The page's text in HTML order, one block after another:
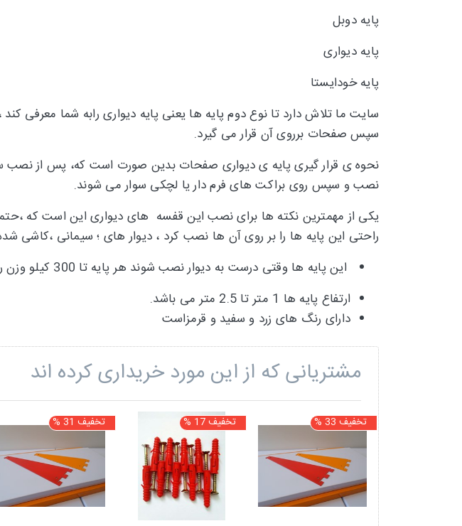
پایه دوبل
پایه دیواری
پایه خودایستا
سایت ما تلاش دارد تا نوع دوم پایه ها یعنی پایه دیواری رابه شما
سپس صفحات برروی آن قرار می گیرد.
نحوه ی قرار گیری پایه ی دیواری صفحات بدین صورت است که، پس از نصب
نصب و سپس روی براکت های فرم دار یا لچکی سوار می شوند.
یکی از مهمترین نکته ها برای نصب این قفسه های دیواری این است که
راحتی این پایه ها را بر روی آن ها نصب کرد ، دیوار های ؛ سیمانی
این پایه ها وقتی درست به دیوار نصب شوند هر پایه تا 300 کیلو وزن را می تواند نگهداری کند.
ارتفاع پایه ها 1 متر تا 2.5 متر می باشد.
دارای رنگ های زرد و سفید و قرمزاست
مشتریانی که از این مورد خریداری کرده اند
تخفیف 33 % تخفیف 17 % تخفیف 31 %